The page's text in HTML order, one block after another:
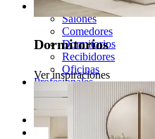
Dormitorios
Ver inspiraciones
Inspiraciones
Salones
Comedores
Dormitorios
Recibidores
Oficinas
Profesionales
Socios Profesionales
Proyectos de Contract
Catálogos
Newsletter